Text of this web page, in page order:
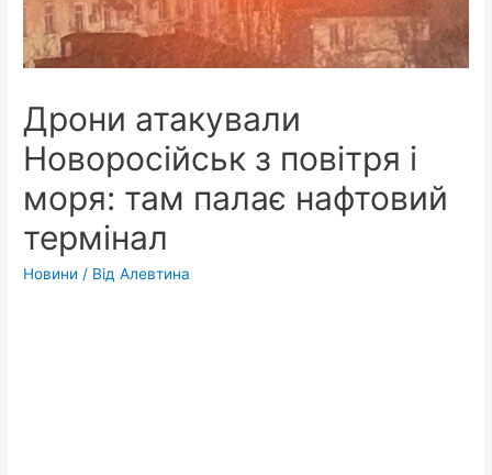
Дрони атакували
Новоросійськ з повітря і
моря: там палає нафтовий
термінал
Новини / ВідАлевтина